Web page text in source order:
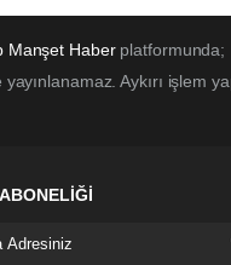
Manşet Haber platformunda;
Aykırı işlem